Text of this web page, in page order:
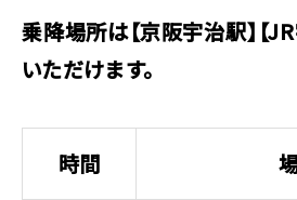
乗降場所は【京阪宇治駅】【
いただけます。
時間